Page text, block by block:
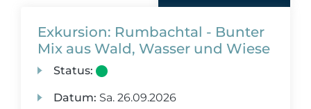
Exkursion: Rumbachtal - Bunter
Mix aus Wald, Wasser und Wiese
Status:
Datum: Sa. 26.09.2026